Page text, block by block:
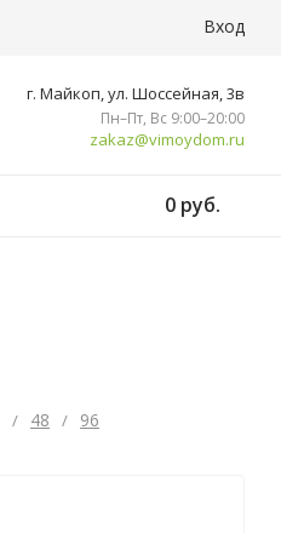
Вход
г. Майкоп, ул. ​Шоссейная, 3в
Пн–Пт, Вс 9:00–20:00
zakaz@vimoydom.ru
0 руб.
/ 48 / 96